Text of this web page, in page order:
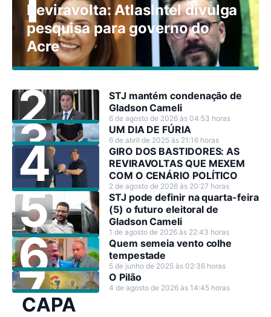
Reviravolta: AtlasIntel divulga
pesquisa para governo do
Acre
STJ mantém condenação de
Gladson Cameli
6 de agosto de 2026 às 04:53 horas
UM DIA DE FÚRIA
6 de abril de 2025 às 21:16 horas
GIRO DOS BASTIDORES: AS
REVIRAVOLTAS QUE MEXEM
COM O CENÁRIO POLÍTICO
2 de agosto de 2026 às 20:27 horas
STJ pode definir na quarta-feira
(5) o futuro eleitoral de
Gladson Cameli
1 de agosto de 2026 às 22:43 horas
Quem semeia vento colhe
tempestade
5 de junho de 2025 às 02:36 horas
O Pilão
4 de agosto de 2026 às 14:45 horas
CAPA